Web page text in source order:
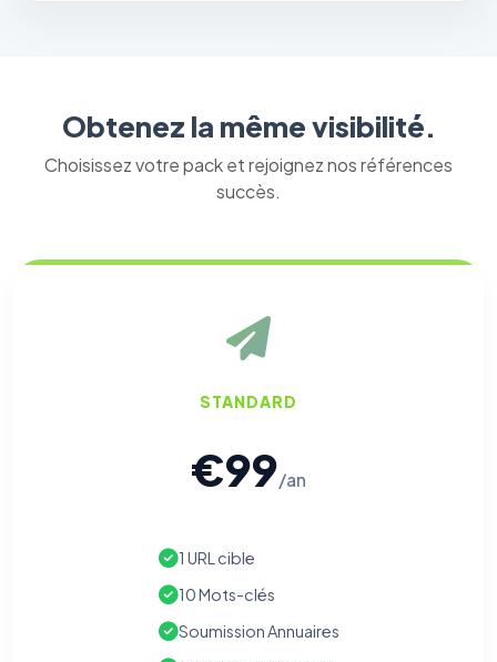
Obtenez la même visibilité.
Choisissez votre pack et rejoignez nos références
succès.
STANDARD
€99/an
1 URL cible
10 Mots-clés
Soumission Annuaires